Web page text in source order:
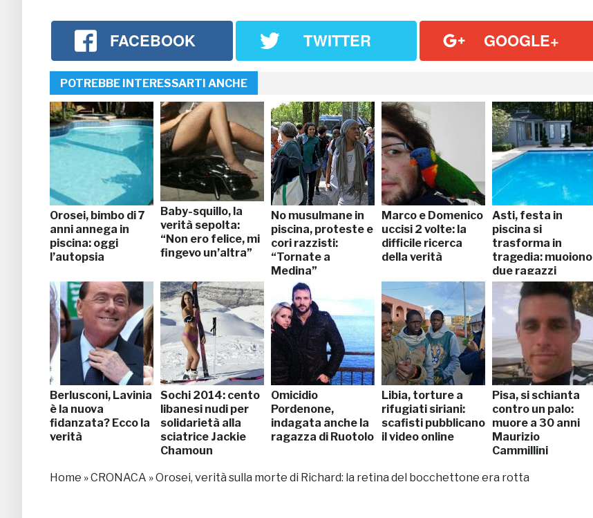
FACEBOOK TWITTER GOOGLE+
POTREBBE INTERESSARTI ANCHE
Orosei, bimbo di 7
anni annega in
piscina: oggi
l’autopsia
Baby-squillo, la
verità sepolta:
“Non ero felice, mi
fingevo un’altra”
No musulmane in
piscina, proteste e
cori razzisti:
“Tornate a
Medina”
Marco e Domenico
uccisi 2 volte: la
difficile ricerca
della verità
Asti, festa in
piscina si
trasforma in
tragedia: muoiono
due ragazzi
Berlusconi, Lavinia
è la nuova
fidanzata? Ecco la
verità
Sochi 2014: cento
libanesi nudi per
solidarietà alla
sciatrice Jackie
Chamoun
Omicidio
Pordenone,
indagata anche la
ragazza di Ruotolo
Libia, torture a
rifugiati siriani:
scafisti pubblicano
il video online
Pisa, si schianta
contro un palo:
muore a 30 anni
Maurizio
Cammillini
Home »CRONACA »Orosei, verità sulla morte di Richard: la retina del bocchettone era rotta